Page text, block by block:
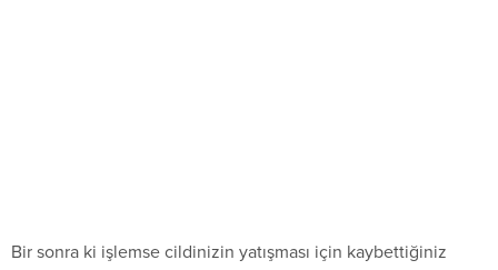
Bir sonra ki işlemse cildinizin yatışması için kaybettiğiniz